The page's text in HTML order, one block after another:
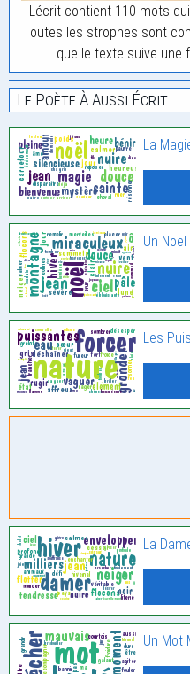
L'écrit contient 110 mots
Toutes les strophes sont
que le texte suive une
Le Poète À Aussi Écrit:
La
Un
Les
La
Un Mot